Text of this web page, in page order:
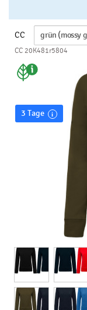
CC
CC 20K481r5804
3 Tage